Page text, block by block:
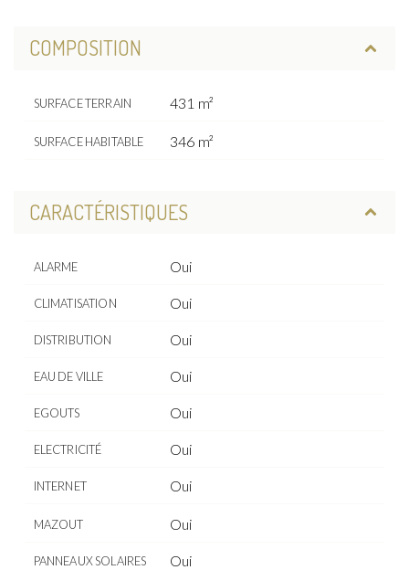
COMPOSITION
SURFACE TERRAIN 431 m²
SURFACE HABITABLE 346 m²
CARACTÉRISTIQUES
ALARME Oui
CLIMATISATION Oui
DISTRIBUTION Oui
EAU DE VILLE Oui
EGOUTS Oui
ELECTRICITÉ Oui
INTERNET Oui
MAZOUT Oui
PANNEAUX SOLAIRES Oui